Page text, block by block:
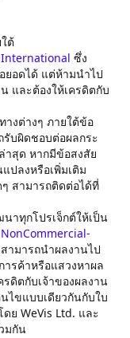
ต้
ซึ่ง
ยอดได้ แต่ห้ามนำไป
และต้องให้เครดิตกับ
างต่างๆ ภายใต้ข้อ
รับผิดชอบต่อผลกระ
าสุด หากมีข้อสงสัย
ปลงหรือเพิ่มเติม
สามารถติดต่อได้ที่
าทุกโปรเจ็กต์ให้เป็น
ามารถนำผลงานไป
รค้าหรือแสวงหาผล
ดิตกับเจ้าของผลงาน
ไขแบบเดียวกันกับใบ
ย WeVis Ltd. และ
มกัน